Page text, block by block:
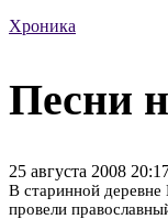
Хроника
Песни
25 августа 2008
В старинной деревне
провели